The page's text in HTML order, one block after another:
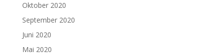
Oktober 2020
September 2020
Juni 2020
Mai 2020